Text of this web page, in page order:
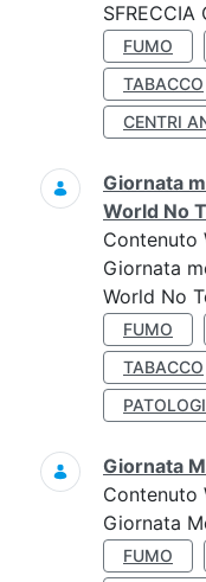
SFRECCIA
FUMO
TABACCO
CENTRI
Giornata
World No
Contenuto
Giornata
World No
FUMO
TABACCO
Giornata
Contenuto
Giornata
FUMO